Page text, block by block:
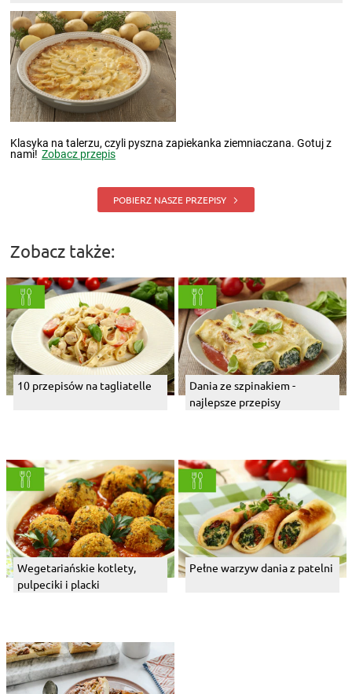
Klasyka na talerzu, czyli pyszna zapiekanka ziemniaczana. Gotuj z
nami! Zobacz przepis
POBIERZ NASZE PRZEPISY
Zobacz także:
10 przepisów na tagliatelle
Dania ze szpinakiem -
najlepsze przepisy
Wegetariańskie kotlety,
pulpeciki i placki
Pełne warzyw dania z patelni